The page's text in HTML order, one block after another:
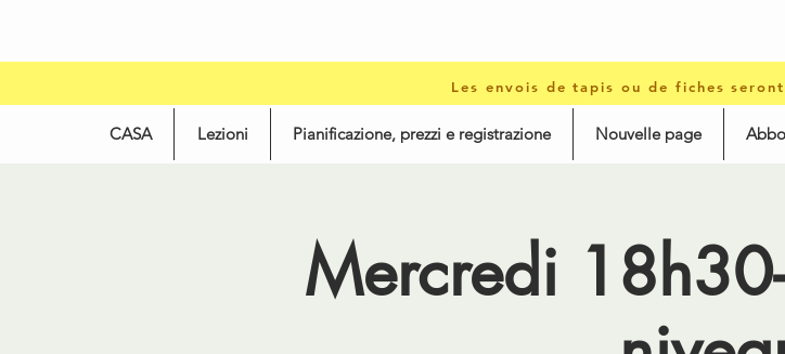
Les envois de tapis ou de fiches
CASA Lezioni Pianificazione, prezzi e registrazione Nouvelle page
Mercredi